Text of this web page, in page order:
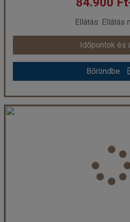
már 84.900
Időpontok és
Bőröndbe
Ellátás: Ellátás
Időpontok és
Bőröndbe
Spanos
Város:Sarti
Utazás módja:
Ellátás: Ellátás
Szálláskategória:
2 ágyas